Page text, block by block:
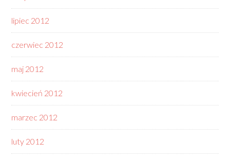
lipiec 2012
czerwiec 2012
maj 2012
kwiecień 2012
marzec 2012
luty 2012